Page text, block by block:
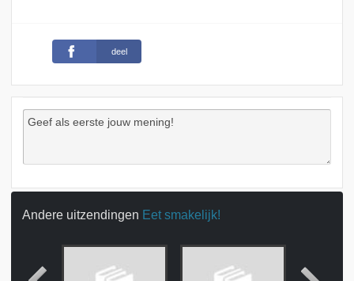
deel
Andere uitzendingen Eet smakelijk!